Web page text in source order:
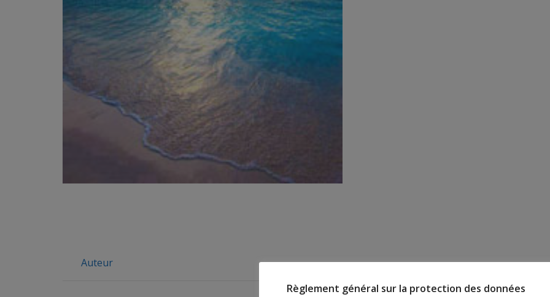
Auteur
Règlement général sur la protection des données